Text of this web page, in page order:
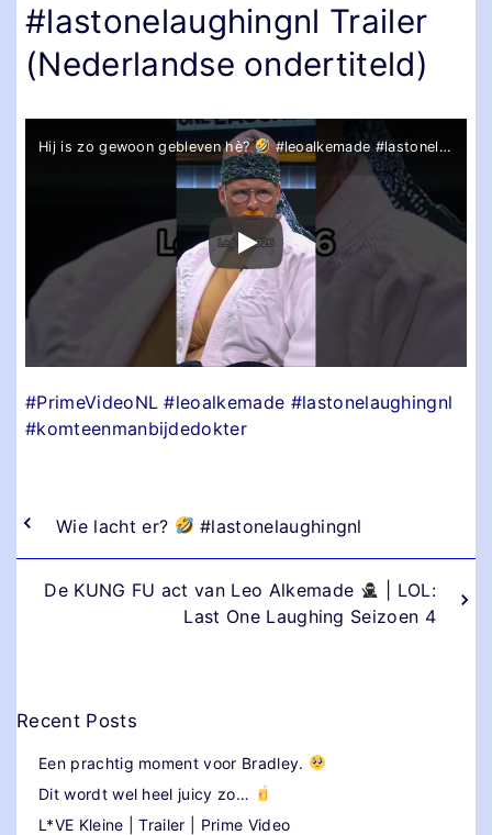
#lastonelaughingnl Trailer
(Nederlandse ondertiteld)
Hij is zo gewoon gebleven hè? #leoalkemade #lastonelaughingnl
#PrimeVideoNL #leoalkemade #lastonelaughingnl
#komteenmanbijdedokter
Wie lacht er? #lastonelaughingnl
De KUNG FU act van Leo Alkemade
| LOL:
Last One Laughing Seizoen 4
Recent Posts
Een prachtig moment voor Bradley.
Dit wordt wel heel juicy zo…
L*VE Kleine | Trailer | Prime Video